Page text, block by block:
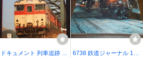
ドキュメント 列車追跡 リ
6738 鉄道ジャーナル 199